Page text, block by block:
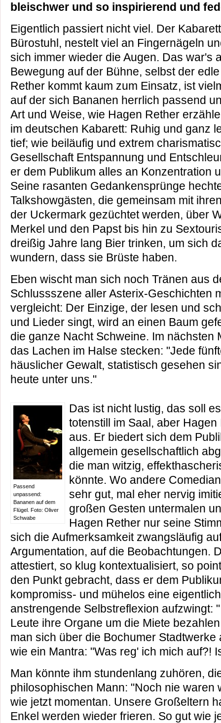
bleischwer und so inspirierend und
Eigentlich passiert nicht viel. Der
Bürostuhl, nestelt viel an Fingernägeln
sich immer wieder die Augen. Das war's
Bewegung auf der Bühne, selbst der
Rether kommt kaum zum Einsatz, ist
auf der sich Bananen herrlich passend
Art und Weise, wie Hagen Rether
im deutschen Kabarett: Ruhig und ganz
tief; wie beiläufig und extrem
Gesellschaft Entspannung und
er dem Publikum alles an Konzentration
Seine rasanten Gedankensprünge
Talkshowgästen, die gemeinsam mit
der Uckermark gezüchtet werden, über
Merkel und den Papst bis hin zu
dreißig Jahre lang Bier trinken, um sich
wundern, dass sie Brüste haben.
Eben wischt man sich noch Tränen aus
Schlussszene aller Asterix-Geschichten
vergleicht: Der Einzige, der lesen und
und Lieder singt, wird an einen Baum
die ganze Nacht Schweine. Im nächsten
das Lachen im Halse stecken: "Jede
häuslicher Gewalt, statistisch gesehen
heute unter uns."
Passend
unpassend:
Bananen auf dem
Flügel. Foto: Oliver
Schwabe
Das ist nicht lustig, das soll
totenstill im Saal, aber
aus. Er biedert sich dem
allgemein gesellschaftlich
die man witzig,
könnte. Wo andere
sehr gut, mal eher nervig
großen Gesten untermalen
Hagen Rether nur seine
sich die Aufmerksamkeit zwangsläufig
Argumentation, auf die Beobachtungen.
attestiert, so klug kontextualisiert, so
den Punkt gebracht, dass er dem
kompromiss- und mühelos eine
anstrengende Selbstreflexion aufzwingt:
Leute ihre Organe um die Miete
man sich über die Bochumer Stadtwerke
wie ein Mantra: "Was reg' ich mich auf?!
Man könnte ihm stundenlang zuhören,
philosophischen Mann: "Noch nie waren
wie jetzt momentan. Unsere Großeltern
Enkel werden wieder frieren. So gut wie